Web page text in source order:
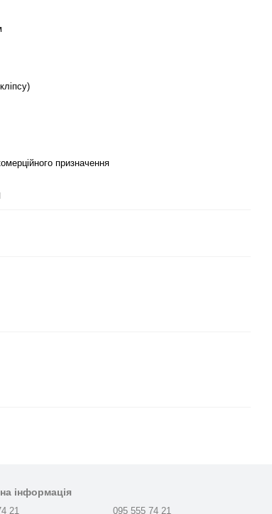
призначення
інформація
21 095 555 74 21